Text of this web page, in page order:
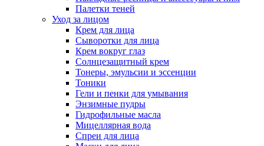
Палетки теней
Уход за лицом
Крем для лица
Сыворотки для лица
Крем вокруг глаз
Солнцезащитный крем
Тонеры, эмульсии и эссенции
Тоники
Гели и пенки для умывания
Энзимные пудры
Гидрофильные масла
Мицеллярная вода
Спреи для лица